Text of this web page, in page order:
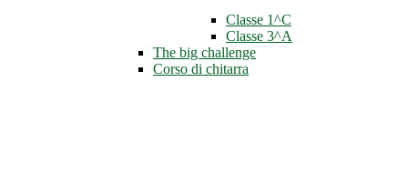
Classe 1^C
Classe 3^A
The big challenge
Corso di chitarra